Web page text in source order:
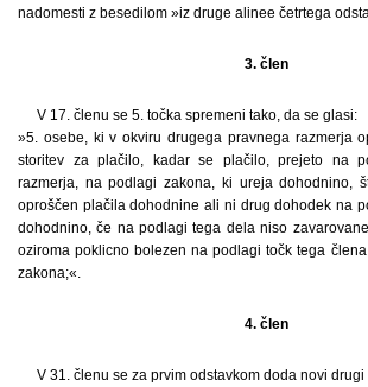
nadomesti z besedilom »iz druge alinee četrtega
3. člen
V 17. členu se 5. točka spremeni tako, da se glasi:
»5. osebe, ki v okviru drugega pravnega razmerja
storitev za plačilo, kadar se plačilo, prejeto na
razmerja, na podlagi zakona, ki ureja dohodnino,
oproščen plačila dohodnine ali ni drug dohodek na
dohodnino, če na podlagi tega dela niso
oziroma poklicno bolezen na podlagi točk tega
zakona;«.
4. člen
V 31. členu se za prvim odstavkom doda novi